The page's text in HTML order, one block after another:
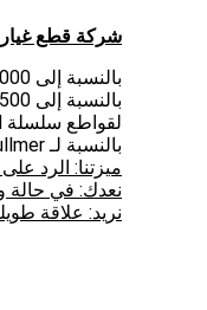
شركة قطع غيار
بالنسبة إلى Xlc7000 و PARAGON و GTXL و GT7250 و GT5250 و GT3250 و Spreader SY101 و XLS و Plotter AP و Infinity.
بالنسبة إلى VT2500 و VT7000 و VT5000 و MH8 و MP6 و MP9 و IX6 و IX9 و Q25 و Q50 و Q80 و Alys plotter.
لقواطع سلسلة Yin HY-H ، الموزعات.
بالنسبة لـ Bullmer و Investronica و Kuris و FK.
ميزتنا: الرد
نعدك: في حالة
نريد: علاقة